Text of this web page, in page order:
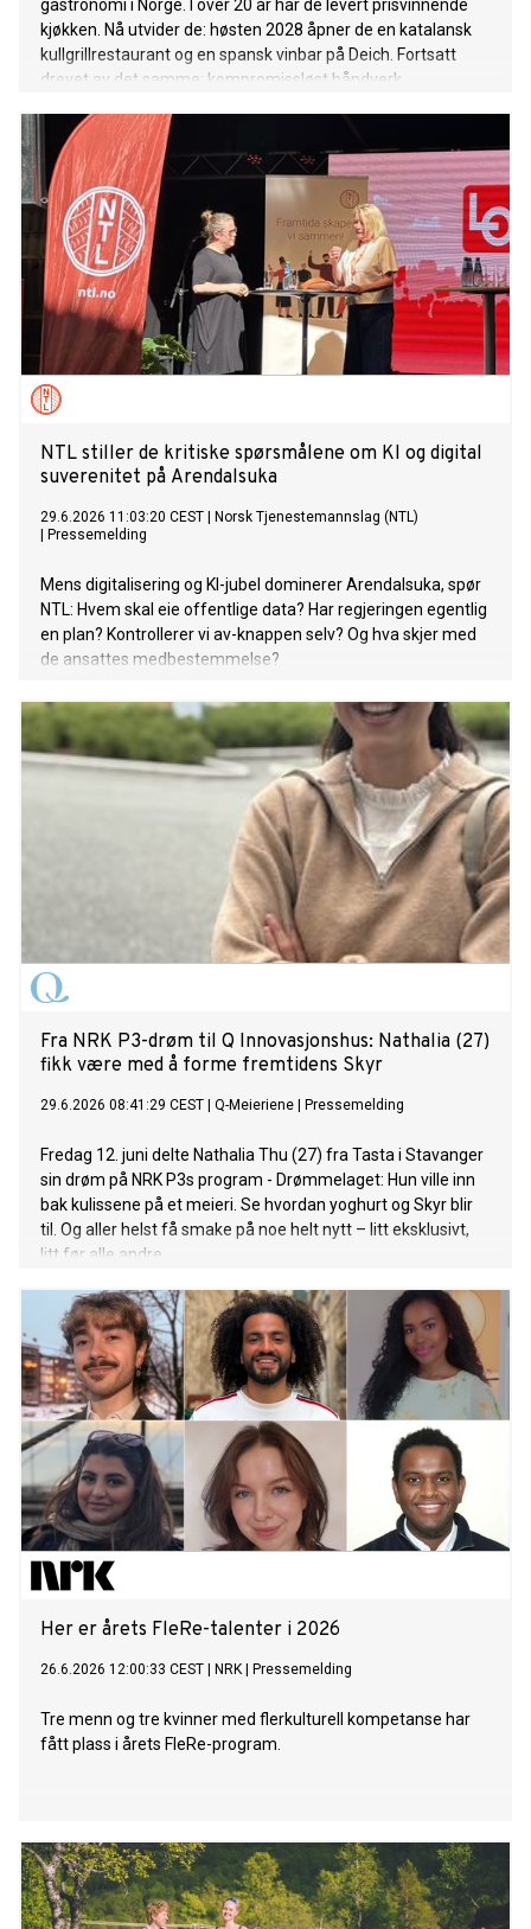
gastronomi i Norge. I over 20 år har de levert prisvinnende
kjøkken. Nå utvider de: høsten 2028 åpner de en katalansk
kullgrillrestaurant og en spansk vinbar på Deich. Fortsatt
drevet av det samme: kompromissløst håndverk,
NTL stiller de kritiske spørsmålene om KI og digital
suverenitet på Arendalsuka
29.6.2026 11:03:20 CEST
Norsk Tjenestemannslag (NTL)
Pressemelding
Mens digitalisering og KI-jubel dominerer Arendalsuka, spør
NTL: Hvem skal eie offentlige data? Har regjeringen egentlig
en plan? Kontrollerer vi av-knappen selv? Og hva skjer med
de ansattes medbestemmelse?
Fra NRK P3-drøm til Q Innovasjonshus: Nathalia (27)
fikk være med å forme fremtidens Skyr
29.6.2026 08:41:29 CEST Q-Meieriene Pressemelding
Fredag 12. juni delte Nathalia Thu (27) fra Tasta i Stavanger
sin drøm på NRK P3s program - Drømmelaget: Hun ville inn
bak kulissene på et meieri. Se hvordan yoghurt og Skyr blir
til. Og aller helst få smake på noe helt nytt – litt eksklusivt,
litt før alle andre.
Her er årets FleRe-talenter i 2026
26.6.2026 12:00:33 CEST NRK Pressemelding
Tre menn og tre kvinner med flerkulturell kompetanse har
fått plass i årets FleRe-program.